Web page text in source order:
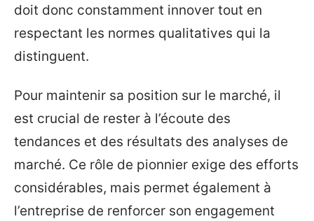
doit donc constamment innover tout en
respectant les normes qualitatives qui la
distinguent.
Pour maintenir sa position sur le marché, il
est crucial de rester à l’écoute des
tendances et des résultats des analyses de
marché. Ce rôle de pionnier exige des efforts
considérables, mais permet également à
l’entreprise de renforcer son engagement